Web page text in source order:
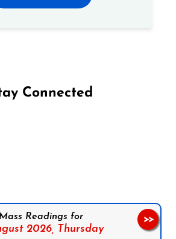
Connected
Mass Readings for
2026,
Thursday
>>